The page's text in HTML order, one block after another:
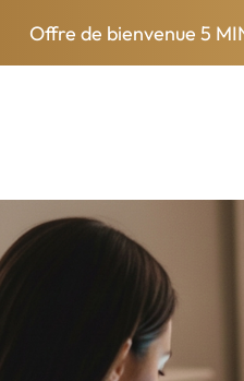
Offre de bienvenue 5